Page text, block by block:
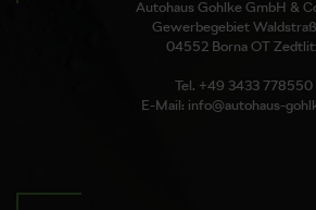
Autohaus Gohlke GmbH &
Gewerbegebiet
04552 Borna OT
Tel. +49 3433 778550
E-Mail: info@autohaus-